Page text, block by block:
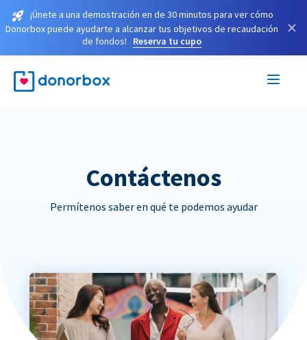
¡Únete a una demostración en de 30 minutos para ver cómo
Donorbox puede ayudarte a alcanzar tus objetivos de recaudación
de fondos!
Reserva tu cupo
×
Contáctenos
Permítenos saber en qué te podemos ayudar